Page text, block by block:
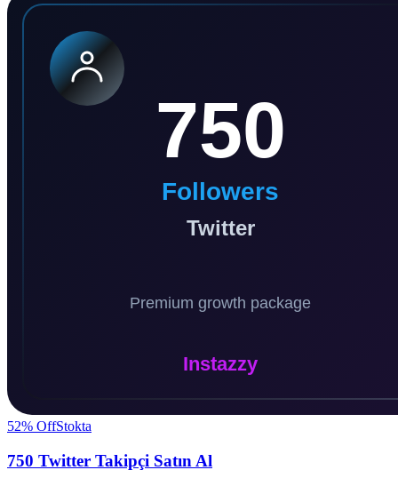
52% OffStokta
750 Twitter Takipçi Satın Al